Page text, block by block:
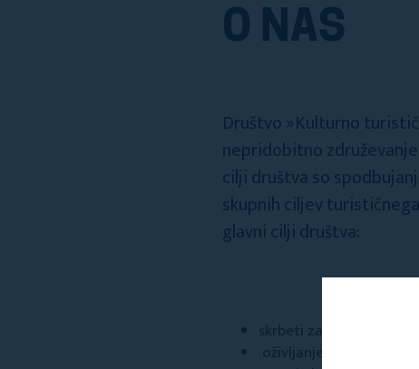
O NAS
Društvo »Kulturno
nepridobitno
cilji društva so
skupnih ciljev
glavni cilji društva:
skrbeti za varno,